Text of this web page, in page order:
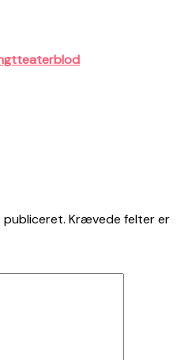
publiceret. Krævede felter er